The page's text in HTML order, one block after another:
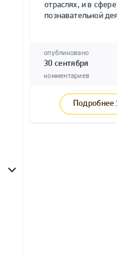
отраслях, и в сфере
познавательной
опубликовано
30 сентября
комментариев
Подробнее